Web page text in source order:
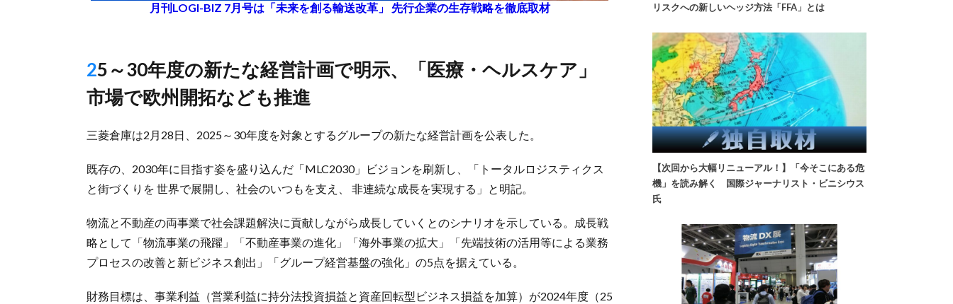
月刊LOGI-BIZ 7月号は「未来を創る輸送改革」 先行企業の生存戦略を徹底取材
25～30年度の新たな経営計画で明示、「医療・ヘルスケア」
市場で欧州開拓なども推進
三菱倉庫は2月28日、2025～30年度を対象とするグループの新たな経営計画を公表した。
既存の、2030年に目指す姿を盛り込んだ「MLC2030」ビジョンを刷新し、「トータルロジスティクス
と街づくりを 世界で展開し、社会のいつもを支え、 非連続な成長を実現する」と明記。
物流と不動産の両事業で社会課題解決に貢献しながら成長していくとのシナリオを示している。成長戦
略として「物流事業の飛躍」「不動産事業の進化」「海外事業の拡大」「先端技術の活用等による業務
プロセスの改善と新ビジネス創出」「グループ経営基盤の強化」の5点を据えている。
財務目標は、事業利益（営業利益に持分法投資損益と資産回転型ビジネス損益を加算）が2024年度（25
リスクへの新しいヘッジ方法「FFA」とは
【次回から大幅リニューアル！】「今そこにある危
機」を読み解く 国際ジャーナリスト・ビニシウス
氏